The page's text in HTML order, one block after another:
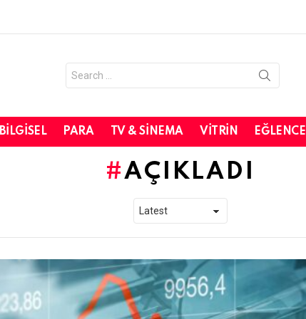
for:
BILGISEL PARA TV & SINEMA VITRIN EĞLENCE
AÇIKLADI